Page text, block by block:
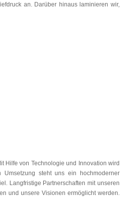
an. Darüber hinaus laminieren wir,
Hilfe von Technologie und Innovation wird
steht uns ein hochmoderner
Langfristige Partnerschaften mit unseren
und unsere Visionen ermöglicht werden.